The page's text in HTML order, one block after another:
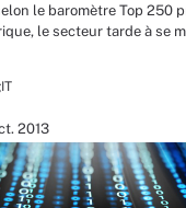
le baromètre Top 250
le secteur tarde à se
2013